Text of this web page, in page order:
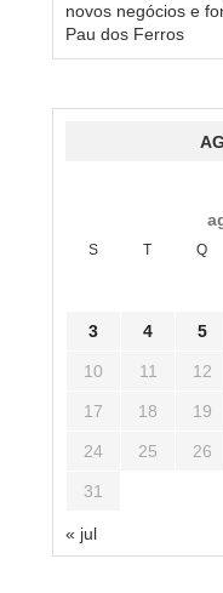
novos negócios e
Pau dos Ferros
S T Q
3 4 5
10 11 12
17 18 19
24 25 26
31
« jul